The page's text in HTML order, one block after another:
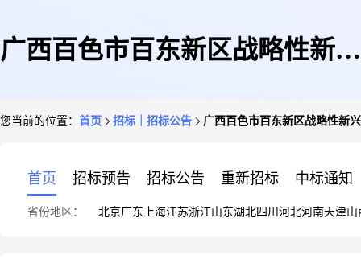
广西百色市百东新区战略性新兴
您当前的位置： 首页 招标｜招标公告 广西百色市百东新区战略性新
首页 招标预告 招标公告 重新招标 中标通知
省份地区： 北京广东 上海江苏浙江山东湖北四川 河北河南天津山